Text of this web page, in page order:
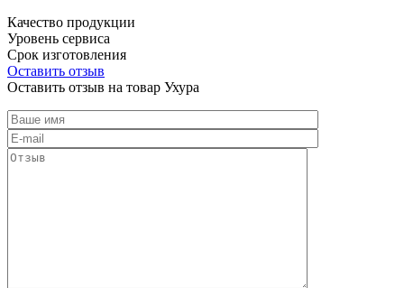
Качество продукции
Уровень сервиса
Срок изготовления
Оставить отзыв
Оставить отзыв на товар Ухура